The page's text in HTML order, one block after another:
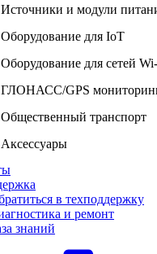
Источники и модули
Оборудование для IoT
Оборудование для сетей
ГЛОНАСС/GPS
Общественный транспорт
Аксессуары
в техподдержку
и ремонт
знаний